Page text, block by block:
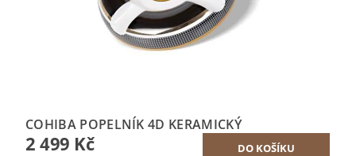
COHIBA POPELNÍK 4D KERAMICKÝ
2 499 Kč